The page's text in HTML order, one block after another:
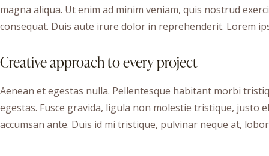
magna aliqua. Ut enim ad minim veniam, quis nostrud
consequat. Duis aute irure dolor in reprehenderit. Lorem
Creative approach to every project
Aenean et egestas nulla. Pellentesque habitant morbi
egestas. Fusce gravida, ligula non molestie tristique, justo
accumsan ante. Duis id mi tristique, pulvinar neque at,